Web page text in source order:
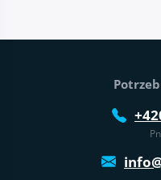
Stopka strony